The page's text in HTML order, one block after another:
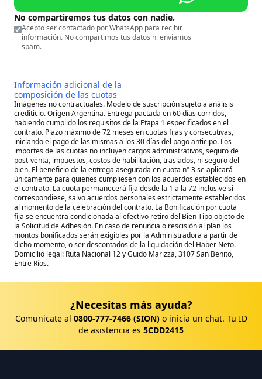
No compartiremos tus datos con nadie.
Acepto ser contactado por WhatsApp para recibir
información. No compartimos tus datos ni enviamos
spam.
Información adicional de la
composición de las cuotas
Imágenes no contractuales. Modelo de suscripción sujeto a análisis
crediticio. Origen Argentina. Entrega pactada en 60 días corridos,
habiendo cumplido los requisitos de la Etapa 1 especificados en el
contrato. Plazo máximo de 72 meses en cuotas fijas y consecutivas,
iniciando el pago de las mismas a los 30 días del pago anticipo. Los
importes de las cuotas no incluyen cargos administrativos, seguro de
post-venta, impuestos, costos de habilitación, traslados, ni seguro del
bien. El beneficio de la entrega asegurada en cuota n° 3 se aplicará
únicamente para quienes cumpliesen con los acuerdos establecidos en
el contrato. La cuota permanecerá fija desde la 1 a la 72 inclusive si
correspondiese, salvo acuerdos personales estrictamente establecidos
al momento de la celebración del contrato. La Bonificación por cuota
fija se encuentra condicionada al efectivo retiro del Bien Tipo objeto de
la Solicitud de Adhesión. En caso de renuncia o rescisión al plan los
montos bonificados serán exigibles por la Administradora a partir de
dicho momento, o ser descontados de la liquidación del Haber Neto.
Domicilio legal: Ruta Nacional 12 y Guido Marizza, 3107 San Benito,
Entre Ríos.
¿Necesitas más ayuda?
Comunicate al 0800-777-7466 (SION)o inicia un chat. Tu ID
de asistencia es 5CDD2415